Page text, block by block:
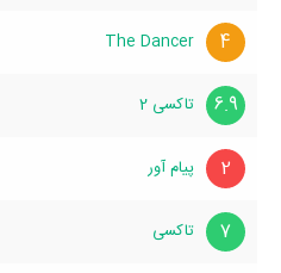
4
The Dancer
6.9 تاکسی 2
2 پیام آور
7 تاکسی